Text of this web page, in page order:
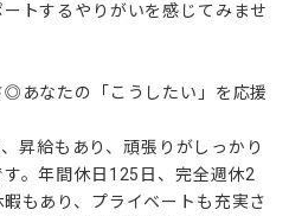
トするやりがいを感じてみませ
◎あなたの「こうしたい」を応援
昇給もあり、頑張りがしっかり
。年間休日125日、完全週休2
もあり、プライベートも充実さ